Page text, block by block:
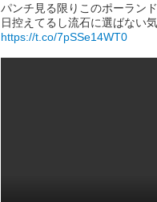
パンチ見る限りこのポーラ
日控えてるし流石に選ばない
https://t.co/7pSSe14WT0